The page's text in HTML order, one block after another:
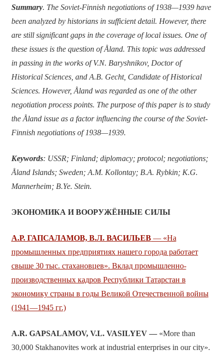
Summary. The Soviet-Finnish negotiations of 1938—1939 have
been analyzed by historians in sufficient detail. However, there
are still significant gaps in the coverage of local issues. One of
these issues is the question of Åland. This topic was addressed
in passing in the works of V.N. Baryshnikov, Doctor of
Historical Sciences, and A.B. Gecht, Candidate of Historical
Sciences. However, Åland was regarded as one of the other
negotiation process points. The purpose of this paper is to study
the Åland issue as a factor influencing the course of the Soviet-
Finnish negotiations of 1938—1939.
Keywords: USSR; Finland; diplomacy; protocol; negotiations;
Åland Islands; Sweden; A.M. Kollontay; B.A. Rybkin; K.G.
Mannerheim; B.Ye. Stein.
ЭКОНОМИКА И ВООРУЖЁННЫЕ СИЛЫ
А.Р. ГАПСАЛАМОВ, В.Л. ВАСИЛЬЕВ— «На
промышленных предприятиях нашего города работает
свыше 30 тыс. стахановцев». Вклад промышленно-
производственных кадров Республики Татарстан в
экономику страны в годы Великой Отечественной войны
(1941—1945 гг.)
A.R. GAPSALAMOV, V.L. VASILYEV —«More than
30,000 Stakhanovites work at industrial enterprises in our city».